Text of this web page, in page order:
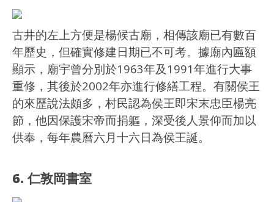
古井的左上方便是楊候古廟，相傳該廟已有數百
年歷史，但確實修建日期已不可考。據廟內匾額
顯示，廟宇曾分別於1963年及1991年進行大事
重修，其後於2002年亦進行修繕工程。有關侯王
的來歷說法頗多，村民認為侯王即宋末忠臣楊亮
節，他因保護宋帝而捐軀，深受後人景仰而加以
供奉，每年農曆六月十六日為侯王誕。
6. 仁敦岡書室